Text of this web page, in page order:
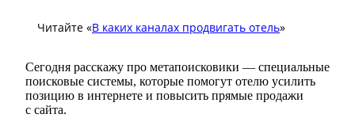
Читайте «В каких каналах продвигать отель»
Сегодня расскажу про метапоисковики — специальные
поисковые системы, которые помогут отелю усилить
позицию в интернете и повысить прямые продажи
с сайта.